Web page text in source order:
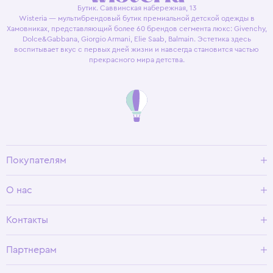
Бутик. Саввинская набережная, 13
Wisteria — мультибрендовый бутик премиальной детской одежды в
Хамовниках, представляющий более 60 брендов сегмента люкс: Givenchy,
Dolce&Gabbana, Giorgio Armani, Elie Saab, Balmain. Эстетика здесь
воспитывает вкус с первых дней жизни и навсегда становится частью
прекрасного мира детства.
Покупателям
Условия возврата
О нас
Программа лояльности
Контакты
Партнерам